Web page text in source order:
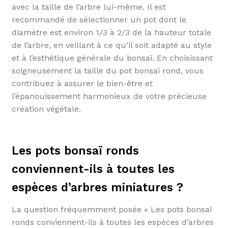
avec la taille de l’arbre lui-même. Il est
recommandé de sélectionner un pot dont le
diamètre est environ 1/3 à 2/3 de la hauteur totale
de l’arbre, en veillant à ce qu’il soit adapté au style
et à l’esthétique générale du bonsaï. En choisissant
soigneusement la taille du pot bonsaï rond, vous
contribuez à assurer le bien-être et
l’épanouissement harmonieux de votre précieuse
création végétale.
Les pots bonsaï ronds
conviennent-ils à toutes les
espèces d’arbres miniatures ?
La question fréquemment posée « Les pots bonsaï
ronds conviennent-ils à toutes les espèces d’arbres